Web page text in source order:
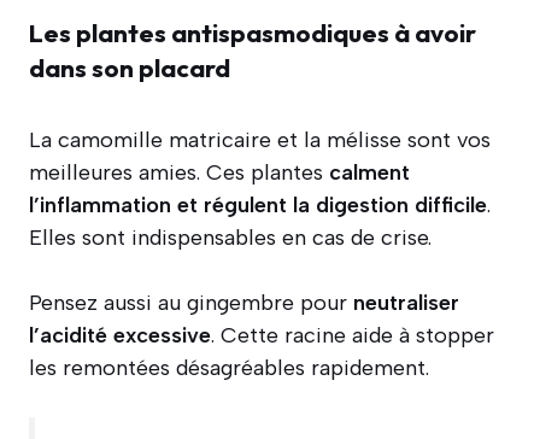
Les plantes antispasmodiques à avoir
dans son placard
La camomille matricaire et la mélisse sont vos
meilleures amies. Ces plantes calment
l’inflammation et régulent la digestion difficile.
Elles sont indispensables en cas de crise.
Pensez aussi au gingembre pour neutraliser
l’acidité excessive. Cette racine aide à stopper
les remontées désagréables rapidement.